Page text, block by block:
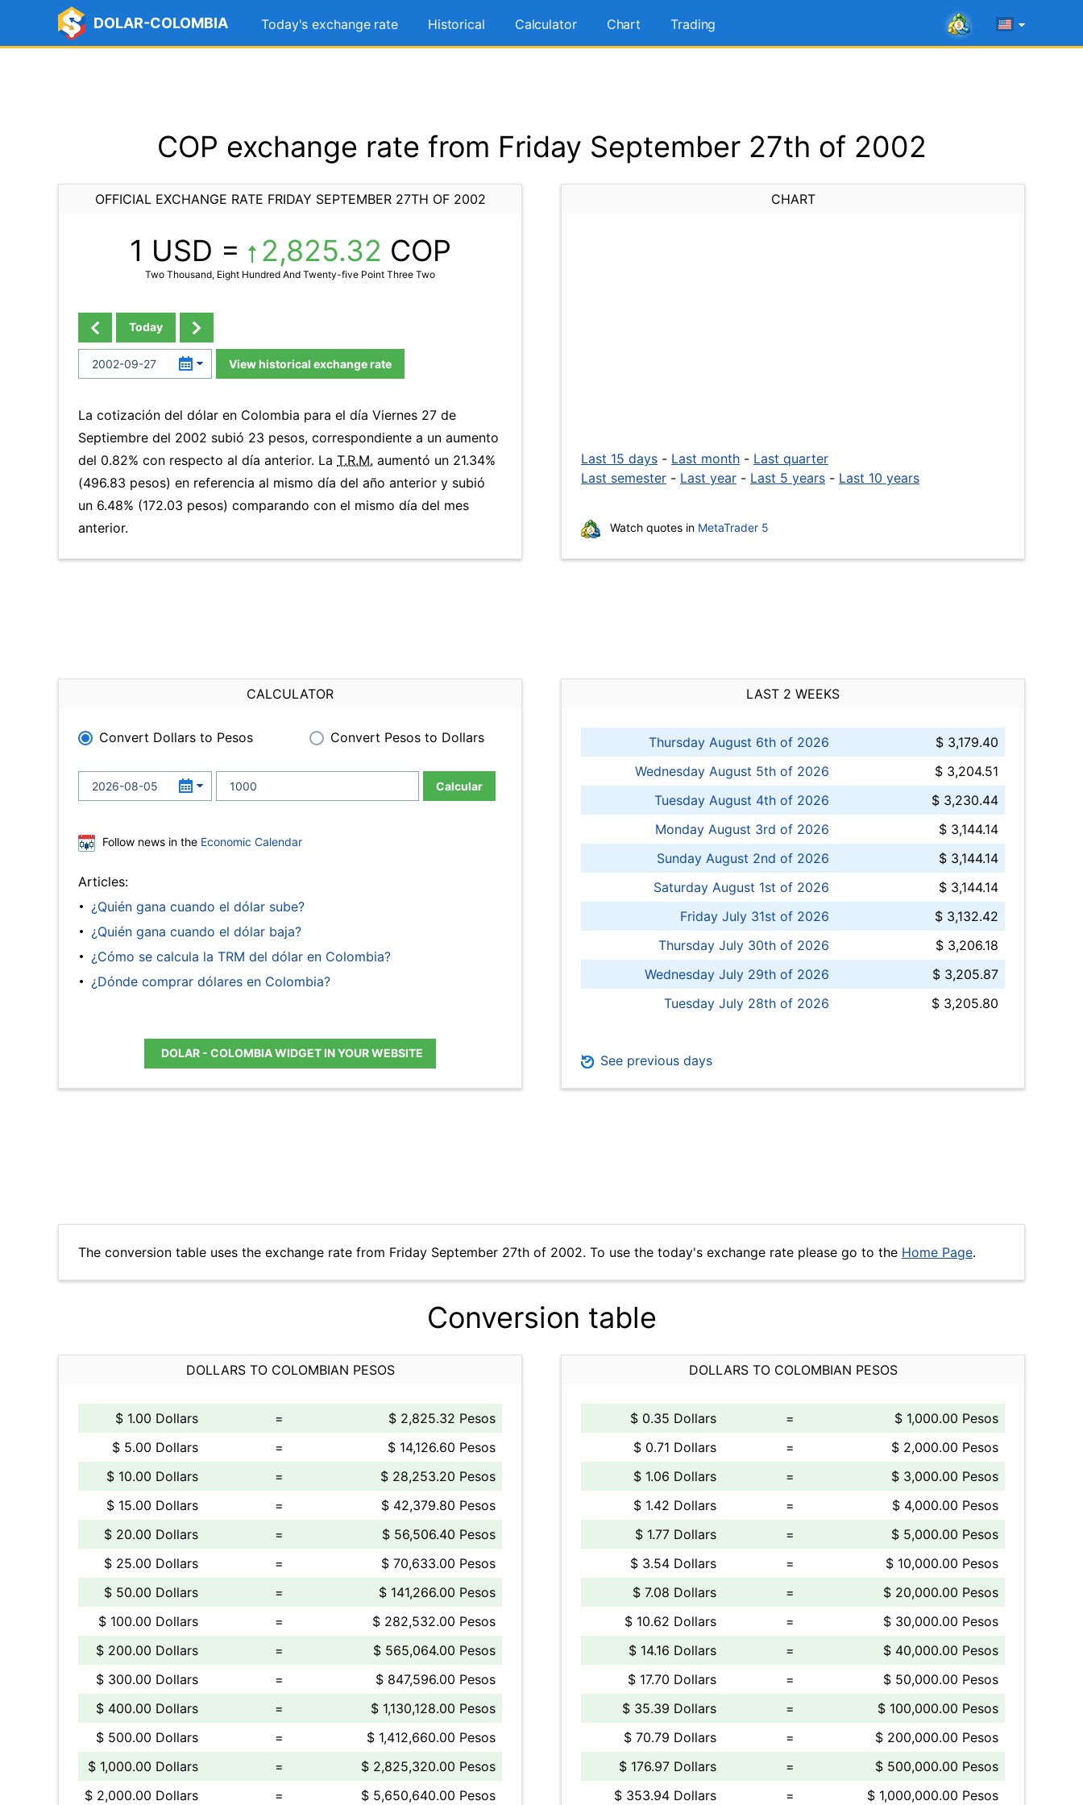
DOLAR-COLOMBIA Today's exchange rate Historical Calculator Chart Trading
COP exchange rate from Friday September 27th of 2002
OFFICIAL EXCHANGE RATE FRIDAY SEPTEMBER 27TH OF 2002
1 USD = 2,825.32 COP
Two Thousand, Eight Hundred And Twenty-five Point Three Two
Today
View historical exchange rate
La cotización del dólar en Colombia para el día Viernes 27 de
Septiembre del 2002 subió 23 pesos, correspondiente a un aumento
del 0.82% con respecto al día anterior. La T.R.M. aumentó un 21.34%
(496.83 pesos) en referencia al mismo día del año anterior y subió
un 6.48% (172.03 pesos) comparando con el mismo día del mes
anterior.
CHART
Last 15 days - Last month - Last quarter
Last semester - Last year - Last 5 years - Last 10 years
Watch quotes in MetaTrader 5
CALCULATOR
Convert Dollars to Pesos Convert Pesos to Dollars
Calcular
Follow news in the Economic Calendar
Articles:
¿Quién gana cuando el dólar sube?
¿Quién gana cuando el dólar baja?
¿Cómo se calcula la TRM del dólar en Colombia?
¿Dónde comprar dólares en Colombia?
DOLAR - COLOMBIA WIDGET IN YOUR WEBSITE
LAST 2 WEEKS
Thursday August 6th of 2026
$ 3,179.40
Wednesday August 5th of 2026
$ 3,204.51
Tuesday August 4th of 2026
$ 3,230.44
Monday August 3rd of 2026
$ 3,144.14
Sunday August 2nd of 2026
$ 3,144.14
Saturday August 1st of 2026
$ 3,144.14
Friday July 31st of 2026
$ 3,132.42
Thursday July 30th of 2026
$ 3,206.18
Wednesday July 29th of 2026
$ 3,205.87
Tuesday July 28th of 2026
$ 3,205.80
See previous days
The conversion table uses the exchange rate from Friday September 27th of 2002. To use the today's exchange rate please go to the Home Page.
Conversion table
DOLLARS TO COLOMBIAN PESOS
$ 1.00 Dollars =
$ 2,825.32 Pesos
$ 5.00 Dollars
=
$ 14,126.60 Pesos
$ 10.00 Dollars
=
$ 28,253.20 Pesos
$ 15.00 Dollars
=
$ 42,379.80 Pesos
$ 20.00 Dollars
=
$ 56,506.40 Pesos
$ 25.00 Dollars
=
$ 70,633.00 Pesos
$ 50.00 Dollars
=
$ 141,266.00 Pesos
$ 100.00 Dollars
=
$ 282,532.00 Pesos
$ 200.00 Dollars
=
$ 565,064.00 Pesos
$ 300.00 Dollars
=
$ 847,596.00 Pesos
$ 400.00 Dollars
=
$ 1,130,128.00 Pesos
$ 500.00 Dollars
=
$ 1,412,660.00 Pesos
$ 1,000.00 Dollars
=
$ 2,825,320.00 Pesos
$ 2,000.00 Dollars
= $ 5,650,640.00 Pesos
DOLLARS TO COLOMBIAN PESOS
$ 0.35 Dollars =
$ 1,000.00 Pesos
$ 0.71 Dollars
=
$ 2,000.00 Pesos
$ 1.06 Dollars
=
$ 3,000.00 Pesos
$ 1.42 Dollars
=
$ 4,000.00 Pesos
$ 1.77 Dollars
=
$ 5,000.00 Pesos
$ 3.54 Dollars
=
$ 10,000.00 Pesos
$ 7.08 Dollars
=
$ 20,000.00 Pesos
$ 10.62 Dollars
=
$ 30,000.00 Pesos
$ 14.16 Dollars
=
$ 40,000.00 Pesos
$ 17.70 Dollars
=
$ 50,000.00 Pesos
$ 35.39 Dollars
=
$ 100,000.00 Pesos
$ 70.79 Dollars
=
$ 200,000.00 Pesos
$ 176.97 Dollars
=
$ 500,000.00 Pesos
$ 353.94 Dollars
= $ 1,000,000.00 Pesos